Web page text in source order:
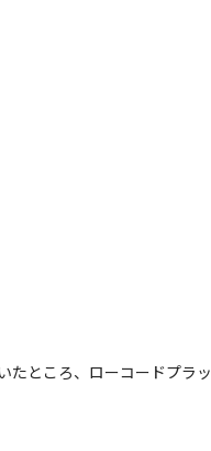
たところ、ローコードプラ